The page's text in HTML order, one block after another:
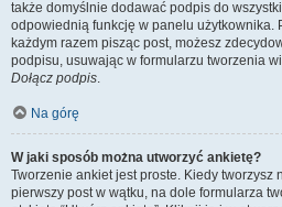
także domyślnie dodawać podpis do
odpowiednią funkcję w panelu użytkownika.
każdym razem pisząc post, możesz
podpisu, usuwając w formularzu tworzenia
Dołącz podpis.
Na górę
W jaki sposób można utworzyć ankietę?
Tworzenie ankiet jest proste. Kiedy tworzysz
pierwszy post w wątku, na dole formularza